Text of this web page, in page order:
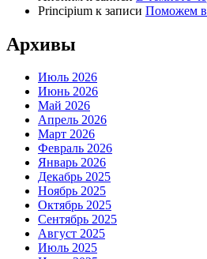
Principium к записи Поможем
Архивы
Июль 2026
Июнь 2026
Май 2026
Апрель 2026
Март 2026
Февраль 2026
Январь 2026
Декабрь 2025
Ноябрь 2025
Октябрь 2025
Сентябрь 2025
Август 2025
Июль 2025